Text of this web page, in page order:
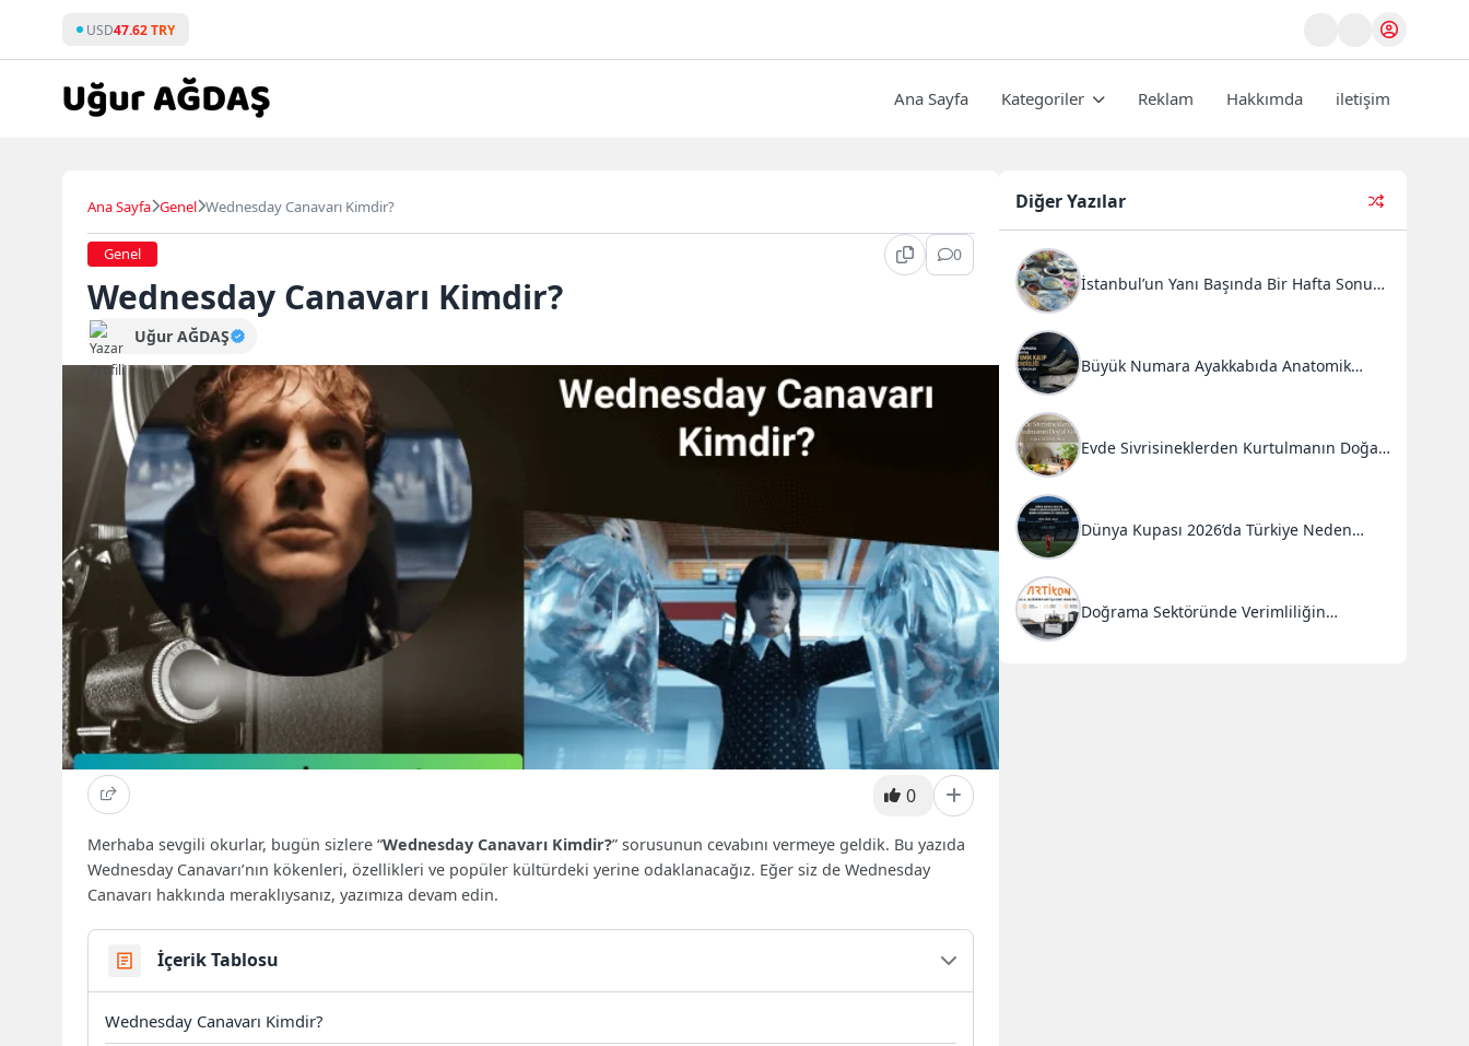
content
USD47.62 TRY
Ana Sayfa Kategoriler Reklam Hakkımda iletişim
Ana Sayfa Genel Wednesday Canavarı Kimdir?
Genel 0
Wednesday Canavarı Kimdir?
Uğur AĞDAŞ
0
Merhaba sevgili okurlar, bugün sizlere “Wednesday Canavarı Kimdir?” sorusunun cevabını vermeye geldik. Bu yazıda
Wednesday Canavarı’nın kökenleri, özellikleri ve popüler kültürdeki yerine odaklanacağız. Eğer siz de Wednesday
Canavarı hakkında meraklıysanız, yazımıza devam edin.
İçerik Tablosu
Wednesday Canavarı Kimdir?
Diğer Yazılar
İstanbul’un Yanı Başında Bir Hafta Sonu
Büyük Numara Ayakkabıda Anatomik
Evde Sivrisineklerden Kurtulmanın Doğal
Dünya Kupası 2026’da Türkiye Neden
Doğrama Sektöründe Verimliliğin